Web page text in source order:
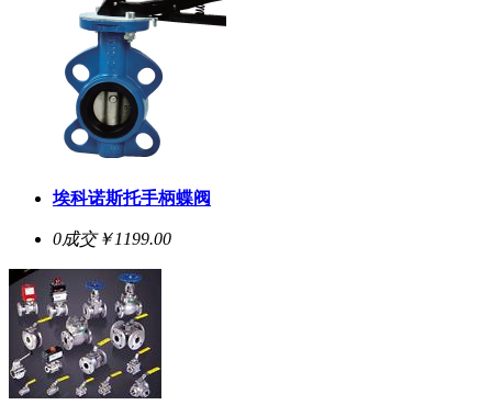
埃科诺斯托手柄蝶阀
0成交￥1199.00